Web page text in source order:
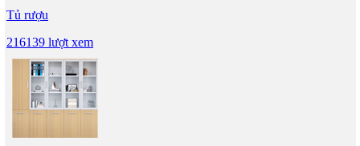
Tủ rượu
216139 lượt xem